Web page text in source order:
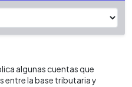
algunas cuentas que
entre la base tributaria y